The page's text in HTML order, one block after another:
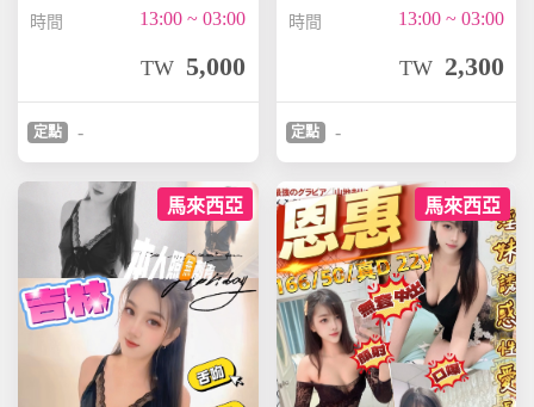
時間 13:00 ~ 03:00
TW 5,000
定點 -
時間 13:00 ~ 03:00
TW 2,300
定點 -
馬來西亞 馬來西亞